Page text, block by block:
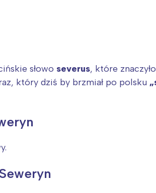
słowo severus, które znaczyło
który dziś by brzmiał po polsku